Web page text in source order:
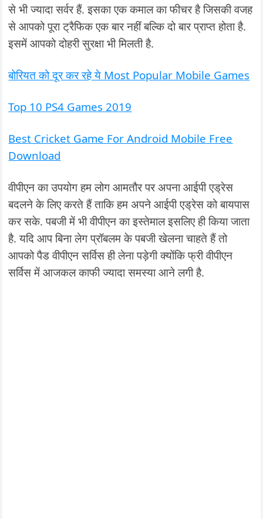
से भी ज्यादा सर्वर हैं. इसका एक कमाल का फीचर है जिसकी वजह
से आपको पूरा ट्रैफिक एक बार नहीं बल्कि दो बार प्राप्त होता है.
इसमें आपको दोहरी सुरक्षा भी मिलती है.
बोरियत को दूर कर रहे ये Most Popular Mobile Games
Top 10 PS4 Games 2019
Best Cricket Game For Android Mobile Free
Download
वीपीएन का उपयोग हम लोग आमतौर पर अपना आईपी एड्रेस
बदलने के लिए करते हैं ताकि हम अपने आईपी एड्रेस को बायपास
कर सके. पबजी में भी वीपीएन का इस्तेमाल इसलिए ही किया जाता
है. यदि आप बिना लेग प्रॉबलम के पबजी खेलना चाहते हैं तो
आपको पैड वीपीएन सर्विस ही लेना पड़ेगी क्योंकि फ्री वीपीएन
सर्विस में आजकल काफी ज्यादा समस्या आने लगी है.